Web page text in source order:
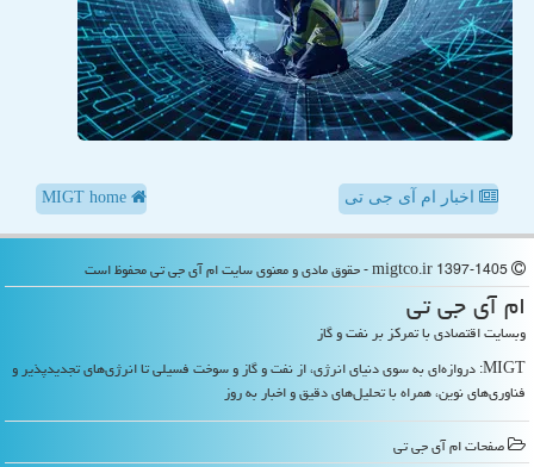
اخبار ام آی جی تی
ام آی جی تی
وبسایت اقتصادی با تمرکز بر نفت و گاز
MIGT: دروازه‌ای به سوی دنیای انرژی، از نفت و گاز و سوخت فسیلی تا انرژی‌های تجدیدپذیر و
فناوری‌های نوین، همراه با تحلیل‌های دقیق و اخبار به روز
صفحات ام آی جی تی